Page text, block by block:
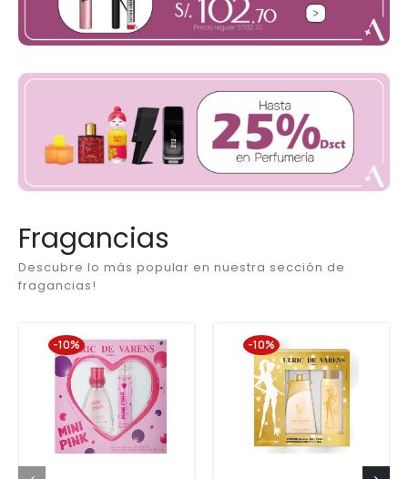
Fragancias
Descubre lo más popular en nuestra sección de
fragancias!
-10% -10%